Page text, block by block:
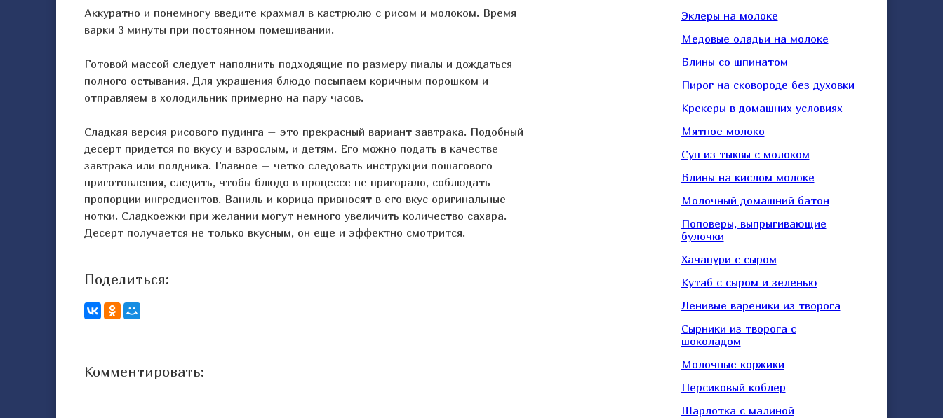
Аккуратно и понемногу введите крахмал в кастрюлю с рисом и молоком. Время
варки 3 минуты при постоянном помешивании.
Готовой массой следует наполнить подходящие по размеру пиалы и дождаться
полного остывания. Для украшения блюдо посыпаем коричным порошком и
отправляем в холодильник примерно на пару часов.
Сладкая версия рисового пудинга – это прекрасный вариант завтрака. Подобный
десерт придется по вкусу и взрослым, и детям. Его можно подать в качестве
завтрака или полдника. Главное – четко следовать инструкции пошагового
приготовления, следить, чтобы блюдо в процессе не пригорало, соблюдать
пропорции ингредиентов. Ваниль и корица привносят в его вкус оригинальные
нотки. Сладкоежки при желании могут немного увеличить количество сахара.
Десерт получается не только вкусным, он еще и эффектно смотрится.
Поделиться:
Комментировать:
Эклеры на молоке
Медовые оладьи на молоке
Блины со шпинатом
Пирог на сковороде без духовки
Крекеры в домашних условиях
Мятное молоко
Суп из тыквы с молоком
Блины на кислом молоке
Молочный домашний батон
Поповеры, выпрыгивающие
булочки
Хачапури с сыром
Кутаб с сыром и зеленью
Ленивые вареники из творога
Сырники из творога с
шоколадом
Молочные коржики
Персиковый коблер
Шарлотка с малиной